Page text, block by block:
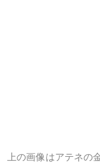
上の画像はアテネの